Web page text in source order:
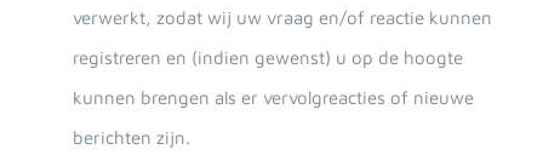
verwerkt, zodat wij uw vraag en/of reactie kunnen
registreren en (indien gewenst) u op de hoogte
kunnen brengen als er vervolgreacties of nieuwe
berichten zijn.